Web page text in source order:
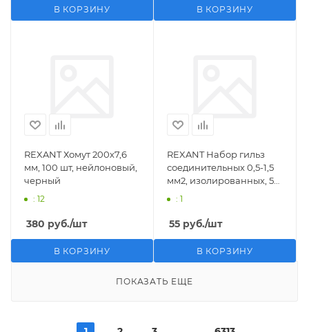
В КОРЗИНУ В КОРЗИНУ
REXANT Хомут 200х7,6
мм, 100 шт, нейлоновый,
черный
: 12
380 руб./шт
В КОРЗИНУ
REXANT Набор гильз
соединительных 0,5-1,5
мм2, изолированных, 5
: 1
55 руб./шт
В КОРЗИНУ
ПОКАЗАТЬ ЕЩЕ